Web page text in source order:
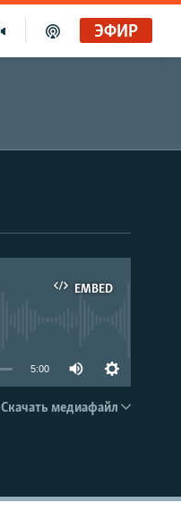
ЭФИР
EMBED
EMBED
5:00
Скачать медиафайл